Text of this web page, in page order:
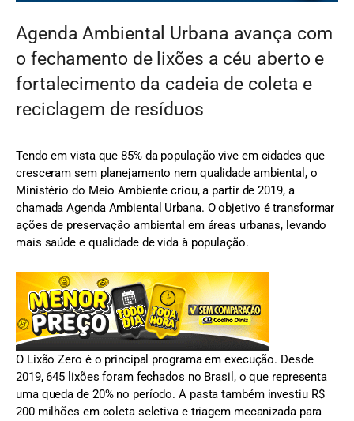
Agenda Ambiental Urbana avança com
o fechamento de lixões a céu aberto e
fortalecimento da cadeia de coleta e
reciclagem de resíduos
Tendo em vista que 85% da população vive em cidades que
cresceram sem planejamento nem qualidade ambiental, o
Ministério do Meio Ambiente criou, a partir de 2019, a
chamada Agenda Ambiental Urbana. O objetivo é transformar
ações de preservação ambiental em áreas urbanas, levando
mais saúde e qualidade de vida à população.
O Lixão Zero é o principal programa em execução. Desde
2019, 645 lixões foram fechados no Brasil, o que representa
uma queda de 20% no período. A pasta também investiu R$
200 milhões em coleta seletiva e triagem mecanizada para